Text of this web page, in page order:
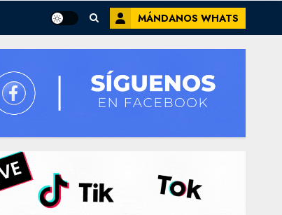
MÁNDANOS WHATS